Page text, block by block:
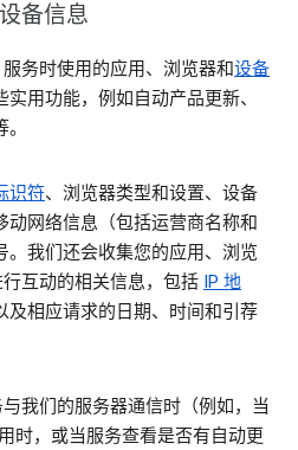
备信息
务时使用的应用、浏览器和设备
用功能，例如自动产品更新、
识符、浏览器类型和设置、设备
动网络信息（包括运营商名称和
。我们还会收集您的应用、浏览
互动的相关信息，包括 IP 地
及相应请求的日期、时间和引荐
我们的服务器通信时（例如，当
时，或当服务查看是否有自动更